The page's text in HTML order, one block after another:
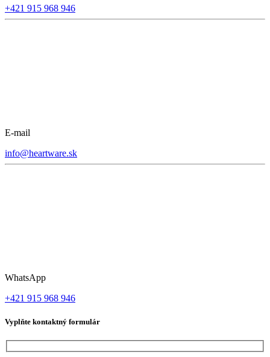
+421 915 968 946
E-mail
info@heartware.sk
WhatsApp
+421 915 968 946
Vyplňte kontaktný formulár